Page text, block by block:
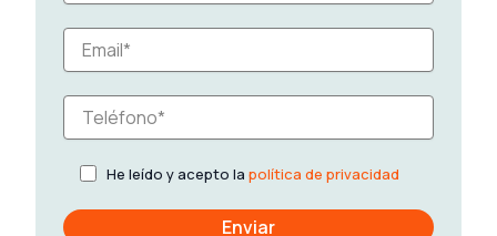
He leído y acepto la política de privacidad